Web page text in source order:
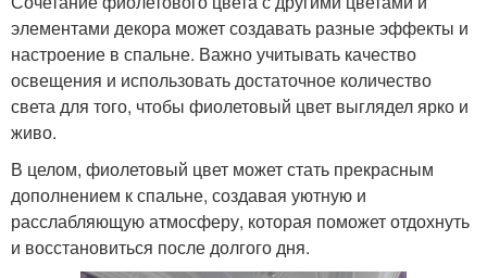
элементами декора может создавать разные эффекты и
настроение в спальне. Важно учитывать качество
освещения и использовать достаточное количество
света для того, чтобы фиолетовый цвет выглядел ярко и
живо.
В целом, фиолетовый цвет может стать прекрасным
дополнением к спальне, создавая уютную и
расслабляющую атмосферу, которая поможет отдохнуть
и восстановиться после долгого дня.